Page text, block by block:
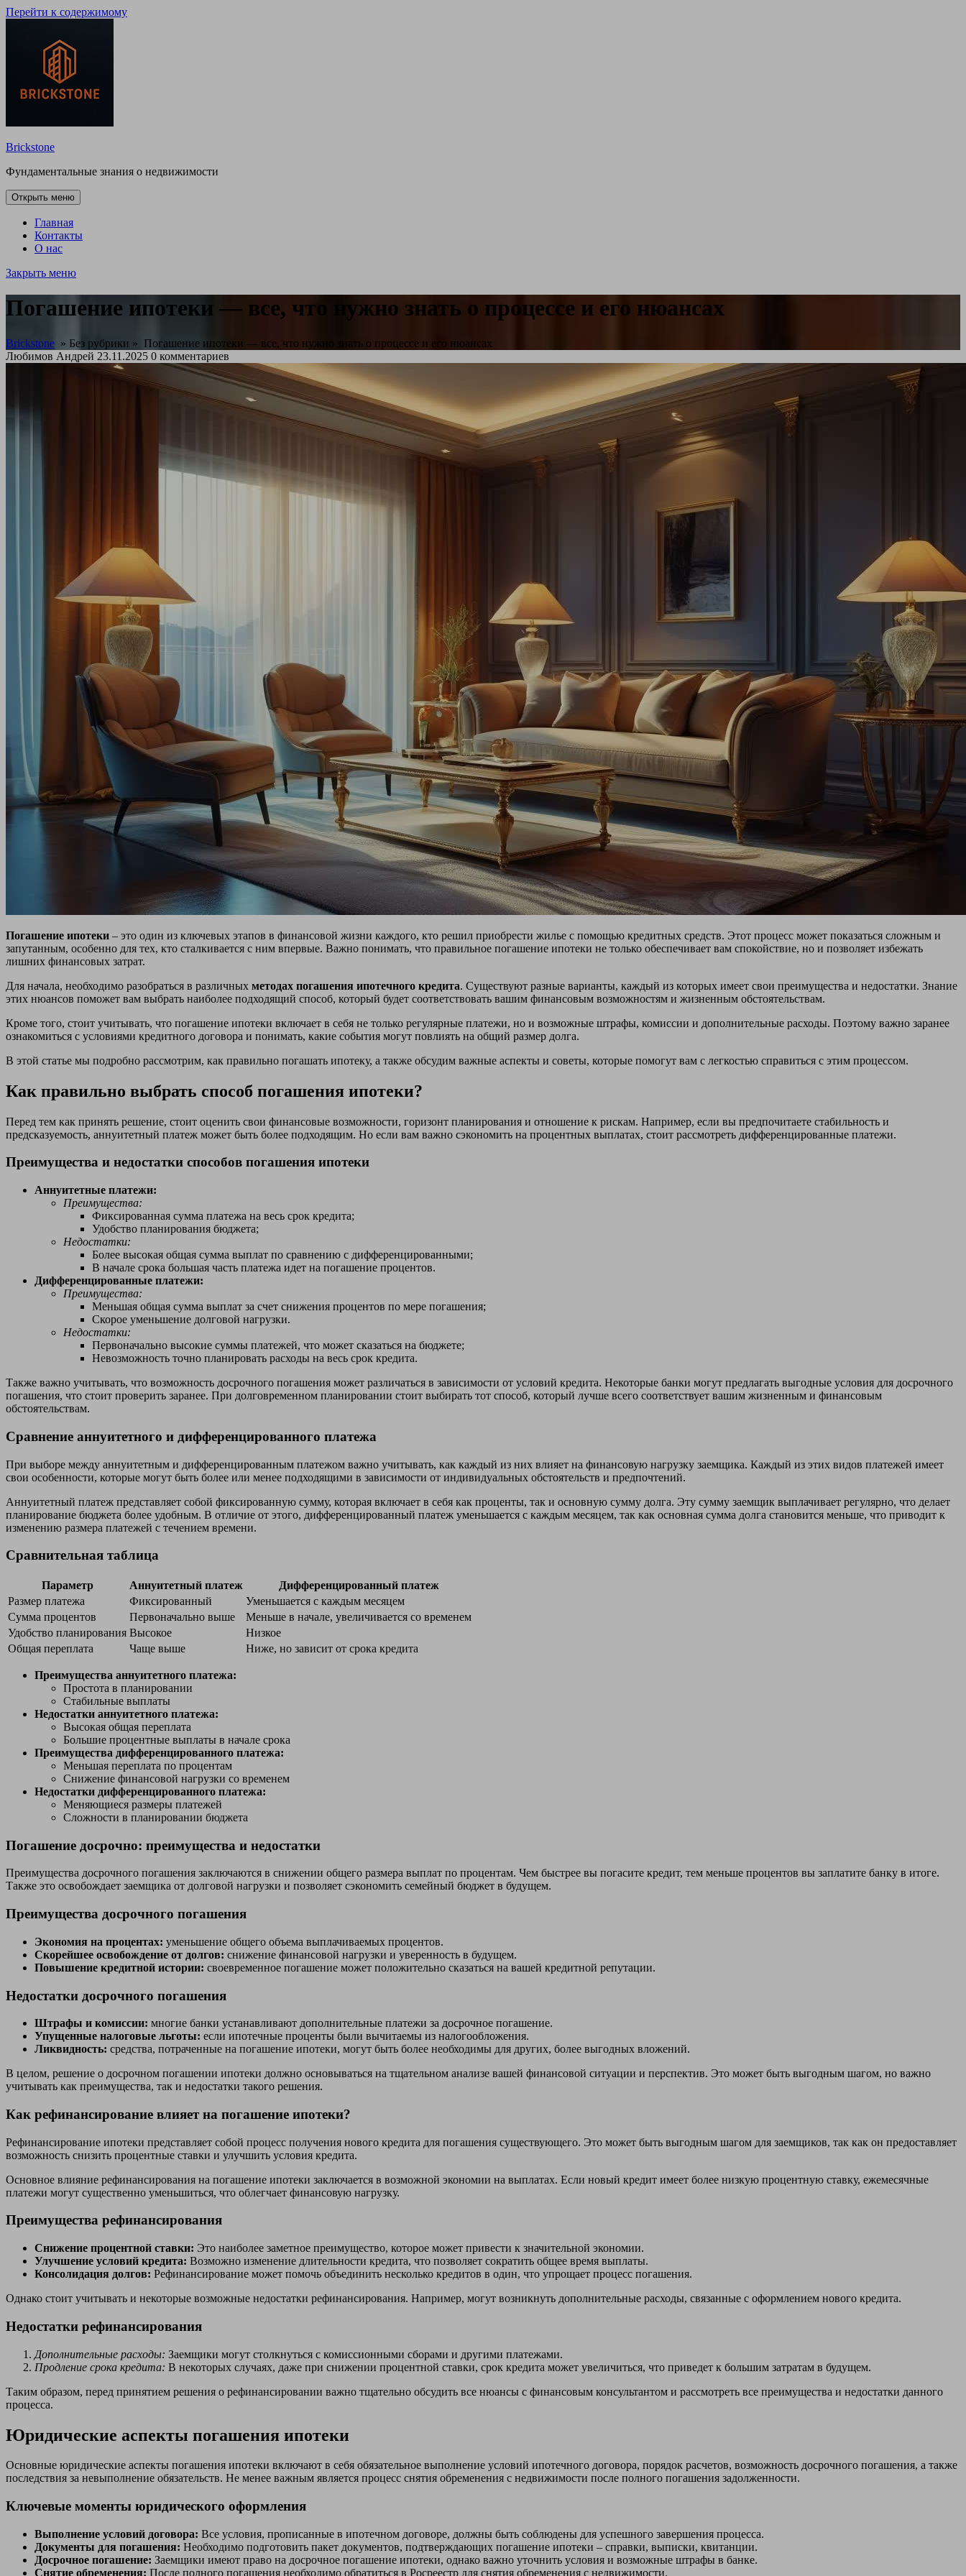
Перейти к содержимому
Brickstone
Фундаментальные знания о недвижимости
Открыть меню
Главная
Контакты
О нас
Закрыть меню
Погашение ипотеки — все, что нужно знать о процессе и его нюансах
Brickstone » Без рубрики » Погашение ипотеки — все, что нужно знать о процессе и его нюансах
Любимов Андрей 23.11.2025 0 комментариев
Погашение ипотеки – это один из ключевых этапов в финансовой жизни каждого, кто решил приобрести жилье с помощью кредитных средств. Этот процесс может показаться сложным и
запутанным, особенно для тех, кто сталкивается с ним впервые. Важно понимать, что правильное погашение ипотеки не только обеспечивает вам спокойствие, но и позволяет избежать
лишних финансовых затрат.
Для начала, необходимо разобраться в различных методах погашения ипотечного кредита. Существуют разные варианты, каждый из которых имеет свои преимущества и недостатки. Знание
этих нюансов поможет вам выбрать наиболее подходящий способ, который будет соответствовать вашим финансовым возможностям и жизненным обстоятельствам.
Кроме того, стоит учитывать, что погашение ипотеки включает в себя не только регулярные платежи, но и возможные штрафы, комиссии и дополнительные расходы. Поэтому важно заранее
ознакомиться с условиями кредитного договора и понимать, какие события могут повлиять на общий размер долга.
В этой статье мы подробно рассмотрим, как правильно погашать ипотеку, а также обсудим важные аспекты и советы, которые помогут вам с легкостью справиться с этим процессом.
Как правильно выбрать способ погашения ипотеки?
Перед тем как принять решение, стоит оценить свои финансовые возможности, горизонт планирования и отношение к рискам. Например, если вы предпочитаете стабильность и
предсказуемость, аннуитетный платеж может быть более подходящим. Но если вам важно сэкономить на процентных выплатах, стоит рассмотреть дифференцированные платежи.
Преимущества и недостатки способов погашения ипотеки
Аннуитетные платежи:
Преимущества:
Фиксированная сумма платежа на весь срок кредита;
Удобство планирования бюджета;
Недостатки:
Более высокая общая сумма выплат по сравнению с дифференцированными;
В начале срока большая часть платежа идет на погашение процентов.
Дифференцированные платежи:
Преимущества:
Меньшая общая сумма выплат за счет снижения процентов по мере погашения;
Скорое уменьшение долговой нагрузки.
Недостатки:
Первоначально высокие суммы платежей, что может сказаться на бюджете;
Невозможность точно планировать расходы на весь срок кредита.
Также важно учитывать, что возможность досрочного погашения может различаться в зависимости от условий кредита. Некоторые банки могут предлагать выгодные условия для досрочного
погашения, что стоит проверить заранее. При долговременном планировании стоит выбирать тот способ, который лучше всего соответствует вашим жизненным и финансовым
обстоятельствам.
Сравнение аннуитетного и дифференцированного платежа
При выборе между аннуитетным и дифференцированным платежом важно учитывать, как каждый из них влияет на финансовую нагрузку заемщика. Каждый из этих видов платежей имеет
свои особенности, которые могут быть более или менее подходящими в зависимости от индивидуальных обстоятельств и предпочтений.
Аннуитетный платеж представляет собой фиксированную сумму, которая включает в себя как проценты, так и основную сумму долга. Эту сумму заемщик выплачивает регулярно, что делает
планирование бюджета более удобным. В отличие от этого, дифференцированный платеж уменьшается с каждым месяцем, так как основная сумма долга становится меньше, что приводит к
изменению размера платежей с течением времени.
Сравнительная таблица
Параметр Аннуитетный платеж
Дифференцированный платеж
Размер платежа
Фиксированный
Уменьшается с каждым месяцем
Сумма процентов
Первоначально выше
Меньше в начале, увеличивается со временем
Удобство планирования Высокое
Низкое
Общая переплата
Чаще выше Ниже, но зависит от срока кредита
Преимущества аннуитетного платежа:
Простота в планировании
Стабильные выплаты
Недостатки аннуитетного платежа:
Высокая общая переплата
Большие процентные выплаты в начале срока
Преимущества дифференцированного платежа:
Меньшая переплата по процентам
Снижение финансовой нагрузки со временем
Недостатки дифференцированного платежа:
Меняющиеся размеры платежей
Сложности в планировании бюджета
Погашение досрочно: преимущества и недостатки
Преимущества досрочного погашения заключаются в снижении общего размера выплат по процентам. Чем быстрее вы погасите кредит, тем меньше процентов вы заплатите банку в итоге.
Также это освобождает заемщика от долговой нагрузки и позволяет сэкономить семейный бюджет в будущем.
Преимущества досрочного погашения
Экономия на процентах: уменьшение общего объема выплачиваемых процентов.
Скорейшее освобождение от долгов: снижение финансовой нагрузки и уверенность в будущем.
Повышение кредитной истории: своевременное погашение может положительно сказаться на вашей кредитной репутации.
Недостатки досрочного погашения
Штрафы и комиссии: многие банки устанавливают дополнительные платежи за досрочное погашение.
Упущенные налоговые льготы: если ипотечные проценты были вычитаемы из налогообложения.
Ликвидность: средства, потраченные на погашение ипотеки, могут быть более необходимы для других, более выгодных вложений.
В целом, решение о досрочном погашении ипотеки должно основываться на тщательном анализе вашей финансовой ситуации и перспектив. Это может быть выгодным шагом, но важно
учитывать как преимущества, так и недостатки такого решения.
Как рефинансирование влияет на погашение ипотеки?
Рефинансирование ипотеки представляет собой процесс получения нового кредита для погашения существующего. Это может быть выгодным шагом для заемщиков, так как он предоставляет
возможность снизить процентные ставки и улучшить условия кредита.
Основное влияние рефинансирования на погашение ипотеки заключается в возможной экономии на выплатах. Если новый кредит имеет более низкую процентную ставку, ежемесячные
платежи могут существенно уменьшиться, что облегчает финансовую нагрузку.
Преимущества рефинансирования
Снижение процентной ставки: Это наиболее заметное преимущество, которое может привести к значительной экономии.
Улучшение условий кредита: Возможно изменение длительности кредита, что позволяет сократить общее время выплаты.
Консолидация долгов: Рефинансирование может помочь объединить несколько кредитов в один, что упрощает процесс погашения.
Однако стоит учитывать и некоторые возможные недостатки рефинансирования. Например, могут возникнуть дополнительные расходы, связанные с оформлением нового кредита.
Недостатки рефинансирования
Дополнительные расходы: Заемщики могут столкнуться с комиссионными сборами и другими платежами.
Продление срока кредита: В некоторых случаях, даже при снижении процентной ставки, срок кредита может увеличиться, что приведет к большим затратам в будущем.
Таким образом, перед принятием решения о рефинансировании важно тщательно обсудить все нюансы с финансовым консультантом и рассмотреть все преимущества и недостатки данного
процесса.
Юридические аспекты погашения ипотеки
Основные юридические аспекты погашения ипотеки включают в себя обязательное выполнение условий ипотечного договора, порядок расчетов, возможность досрочного погашения, а также
последствия за невыполнение обязательств. Не менее важным является процесс снятия обременения с недвижимости после полного погашения задолженности.
Ключевые моменты юридического оформления
Выполнение условий договора: Все условия, прописанные в ипотечном договоре, должны быть соблюдены для успешного завершения процесса.
Документы для погашения: Необходимо подготовить пакет документов, подтверждающих погашение ипотеки – справки, выписки, квитанции.
Досрочное погашение: Заемщики имеют право на досрочное погашение ипотеки, однако важно уточнить условия и возможные штрафы в банке.
Снятие обременения: После полного погашения необходимо обратиться в Росреестр для снятия обременения с недвижимости.